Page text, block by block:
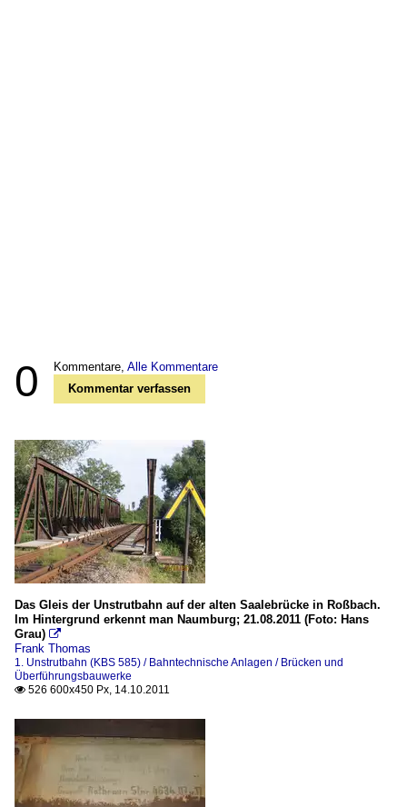
0 Kommentare, Alle Kommentare
Kommentar verfassen
Das Gleis der Unstrutbahn auf der alten Saalebrücke in Roßbach.
Im Hintergrund erkennt man Naumburg; 21.08.2011 (Foto: Hans
Grau) 
Frank Thomas
1. Unstrutbahn (KBS 585) / Bahntechnische Anlagen / Brücken und
Überführungsbauwerke
 526 600x450 Px, 14.10.2011